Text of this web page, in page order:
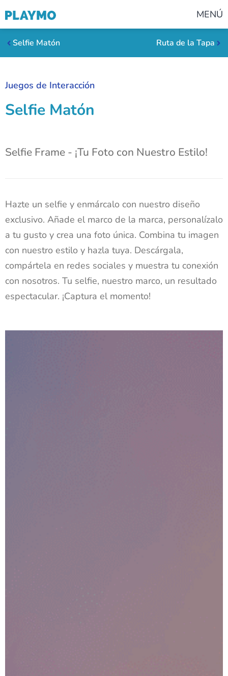
MENÚ
Selfie Matón Ruta de la Tapa
Juegos de Interacción
Selfie Matón
Selfie Frame - ¡Tu Foto con Nuestro Estilo!
Hazte un selfie y enmárcalo con nuestro diseño
exclusivo. Añade el marco de la marca, personalízalo
a tu gusto y crea una foto única. Combina tu imagen
con nuestro estilo y hazla tuya. Descárgala,
compártela en redes sociales y muestra tu conexión
con nosotros. Tu selfie, nuestro marco, un resultado
espectacular. ¡Captura el momento!